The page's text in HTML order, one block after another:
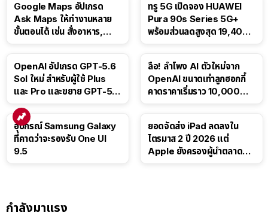
Google Maps อัปเกรด
Ask Maps ให้ทำงานหลาย
ขั้นตอนได้ เช่น สั่งอาหาร,
ทรู 5G เปิดจอง HUAWEI
Pura 90s Series 5G+
พร้อมส่วนลดสูงสุด 19,400
OpenAI อัปเกรด GPT-5.6
Sol ใหม่ สำหรับผู้ใช้ Plus
และ Pro และขยาย GPT-5.6
ลือ! ลำโพง AI ตัวใหม่จาก
OpenAI ขนาดเท่าลูกฮอกกี้
คาดราคาเริ่มราว 10,000
อุปกรณ์ Samsung Galaxy
ที่คาดว่าจะรองรับ One UI
9.5
ยอดจัดส่ง iPad ลดลงใน
ไตรมาส 2 ปี 2026 แต่
Apple ยังครองผู้นำตลาด
กำลังมาแรง